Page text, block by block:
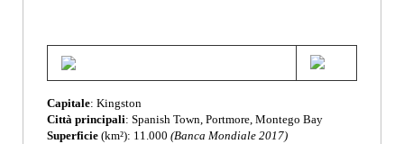
Capitale: Kingston
Città principali: Spanish Town, Portmore, Montego Bay
Superficie (km²): 11.000 (Banca Mondiale 2017)